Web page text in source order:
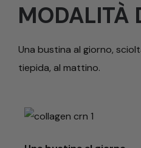
MODALITÀ
Una bustina al giorno,
tiepida, al mattino.